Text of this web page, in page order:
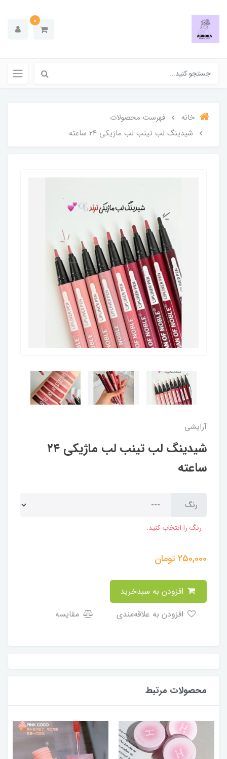
0
خانه
فهرست محصولات
شیدینگ لب تینب لب ماژیکی ۲۴ ساعته
آرایشی
شیدینگ لب تینب لب ماژیکی ۲۴
ساعته
رنگ
رنگ را انتخاب کنید.
250,000تومان
مقایسه
محصولات مرتبط